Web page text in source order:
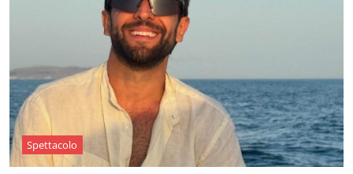
Spettacolo